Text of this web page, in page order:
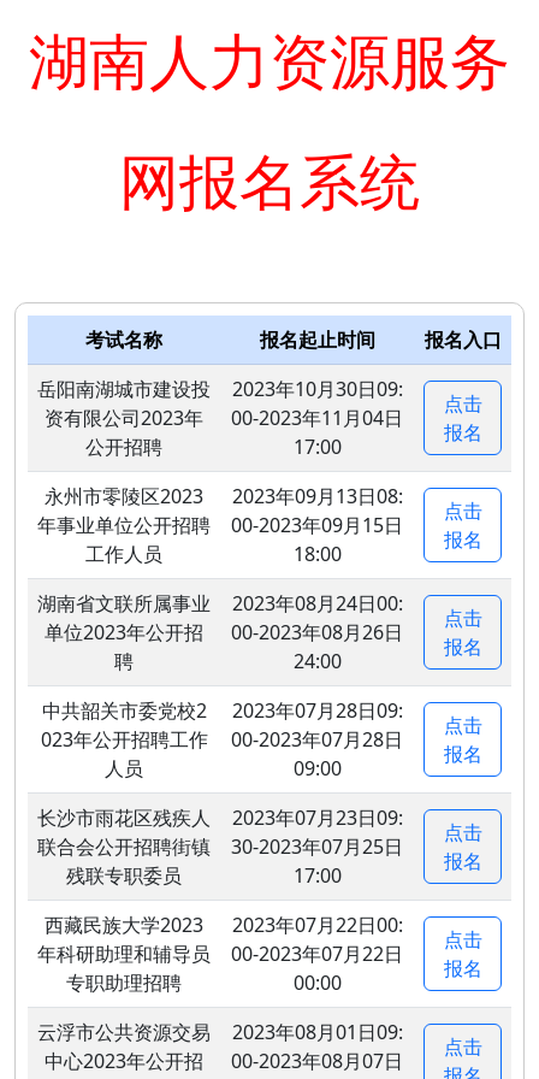
湖南人力资源服务
网报名系统
考试名称 报名起止时间
报名入口
岳阳南湖城市建设投
资有限公司2023年
公开招聘
2023年10月30日09:
00-2023年11月04日
17:00
点击
报名
永州市零陵区2023
年事业单位公开招聘
工作人员
2023年09月13日08:
00-2023年09月15日
18:00
点击
报名
湖南省文联所属事业
单位2023年公开招
聘
2023年08月24日00:
00-2023年08月26日
24:00
点击
报名
中共韶关市委党校2
023年公开招聘工作
人员
2023年07月28日09:
00-2023年07月28日
09:00
点击
报名
长沙市雨花区残疾人
联合会公开招聘街镇
残联专职委员
2023年07月23日09:
30-2023年07月25日
17:00
点击
报名
西藏民族大学2023
年科研助理和辅导员
专职助理招聘
2023年07月22日00:
00-2023年07月22日
00:00
点击
报名
云浮市公共资源交易
中心2023年公开招
2023年08月01日09:
00-2023年08月07日
点击